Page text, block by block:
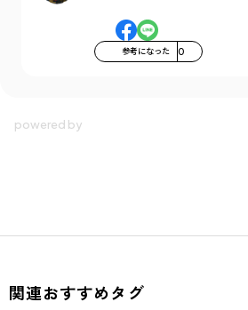
参考になった 0
関連おすすめタグ